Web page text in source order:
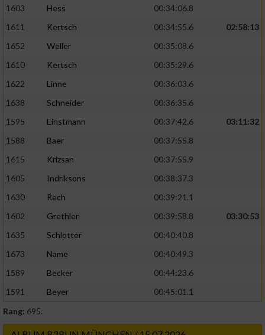
1603
Hess
00:34:06.8
1611
Kertsch 00:34:55.6
02:58:13
1652
Weller
00:35:08.6
1610
Kertsch
00:35:29.6
1622
Linne
00:36:03.6
1638
Schneider
00:36:35.6
1595
Einstmann 00:37:42.6
03:11:32
1588
Baer
00:37:55.8
1615
Krizsan
00:37:55.9
1605
Indriksons
00:38:37.3
1630
Rech
00:39:21.1
1602
Grethler 00:39:58.8
03:30:53
1635
Schlotter
00:40:40.8
1673
Name
00:40:49.3
1589
Becker
00:44:23.6
1591
Beyer
00:45:01.1
Rang: 695.